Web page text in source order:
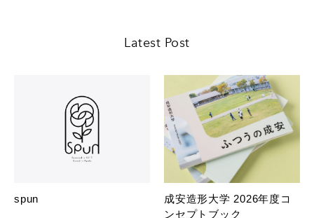
Latest Post
spun
成安造形大学 2026年度コ
ンセプトブック